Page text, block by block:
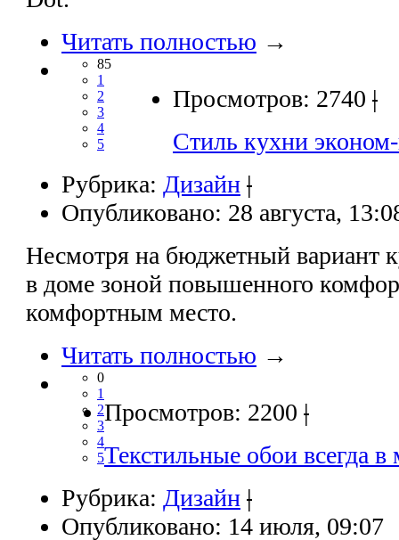
Читать полностью →
85
1
2
3
4
5
Просмотров: 2740 |
Стиль кухни эконом-
Рубрика: Дизайн |
Опубликовано: 28 августа,
Несмотря на бюджетный вариант
в доме зоной повышенного
комфортным место.
Читать полностью →
0
1
2
3
4
5
Просмотров: 2200 |
Текстильные обои всегда в
Рубрика: Дизайн |
Опубликовано: 14 июля, 09:07